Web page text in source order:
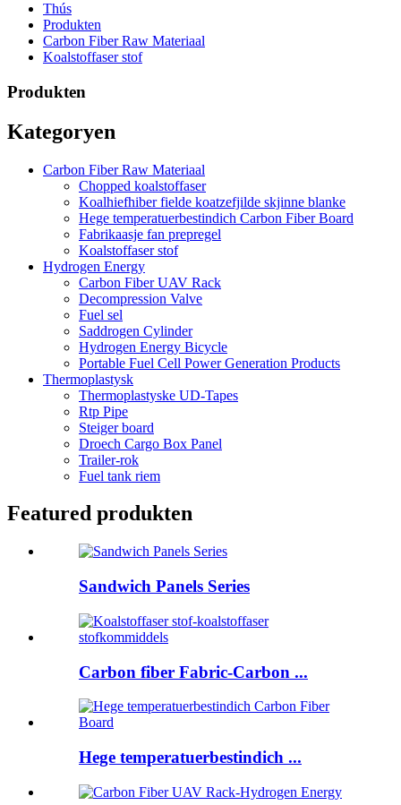
Thús
Produkten
Carbon Fiber Raw Materiaal
Koalstoffaser stof
Produkten
Kategoryen
Carbon Fiber Raw Materiaal
Chopped koalstoffaser
Koalhiefhiber fielde koatzefjilde skjinne blanke
Hege temperatuerbestindich Carbon Fiber Board
Fabrikaasje fan prepregel
Koalstoffaser stof
Hydrogen Energy
Carbon Fiber UAV Rack
Decompression Valve
Fuel sel
Saddrogen Cylinder
Hydrogen Energy Bicycle
Portable Fuel Cell Power Generation Products
Thermoplastysk
Thermoplastyske UD-Tapes
Rtp Pipe
Steiger board
Droech Cargo Box Panel
Trailer-rok
Fuel tank riem
Featured produkten
Sandwich Panels Series
Carbon fiber Fabric-Carbon ...
Hege temperatuerbestindich ...